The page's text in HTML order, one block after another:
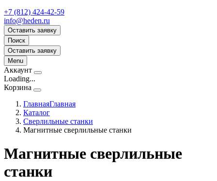
+7 (812) 424-42-59
info@heden.ru
Оставить заявку
Поиск
Оставить заявку
Menu
Аккаунт
Loading...
Корзина
ГлавнаяГлавная
Каталог
Сверлильные станки
Магнитные сверлильные станки
Магнитные сверлильные
станки